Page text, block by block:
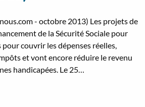
- octobre 2013) Les projets de
de la Sécurité Sociale pour
couvrir les dépenses réelles,
et vont encore réduire le revenu
handicapées. Le 25…